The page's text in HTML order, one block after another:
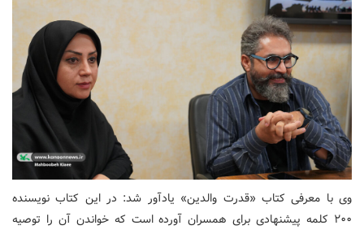
وی با معرفی کتاب «قدرت والدین» یادآور شد: در این کتاب نویسنده
۲۰۰ کلمه پیشنهادی برای همسران آورده است که خواندن آن را توصیه